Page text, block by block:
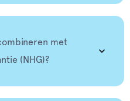
met
(NHG)?